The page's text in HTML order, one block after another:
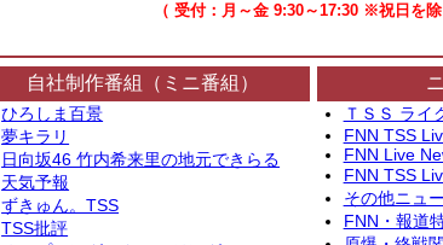
（ 受付：月～金 9:30～17:30 ※祝日を除
自社制作番組（ミニ番組）
ひろしま百景
夢キラリ
日向坂46 竹内希来里の地元できらる
天気予報
ずきゅん。TSS
TSS批評
ＴＳＳ ライ
FNN TSS
FNN Live
FNN TSS
その他ニュ
FNN・報道